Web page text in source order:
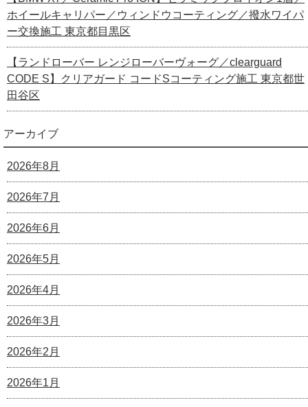
ホイールキャリパー／ウィンドウコーティング／撥水ワイパ
ー交換施工 東京都目黒区
【ランドローバー レンジローバーヴォーグ／clearguard
CODE S】クリアガード コードSコーティング施工 東京都世
田谷区
アーカイブ
2026年8月
2026年7月
2026年6月
2026年5月
2026年4月
2026年3月
2026年2月
2026年1月